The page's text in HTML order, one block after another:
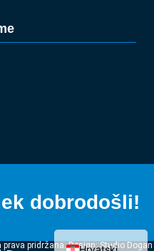
dobrodošli!
pridržana. Design: Studio Dogan
Deutsch